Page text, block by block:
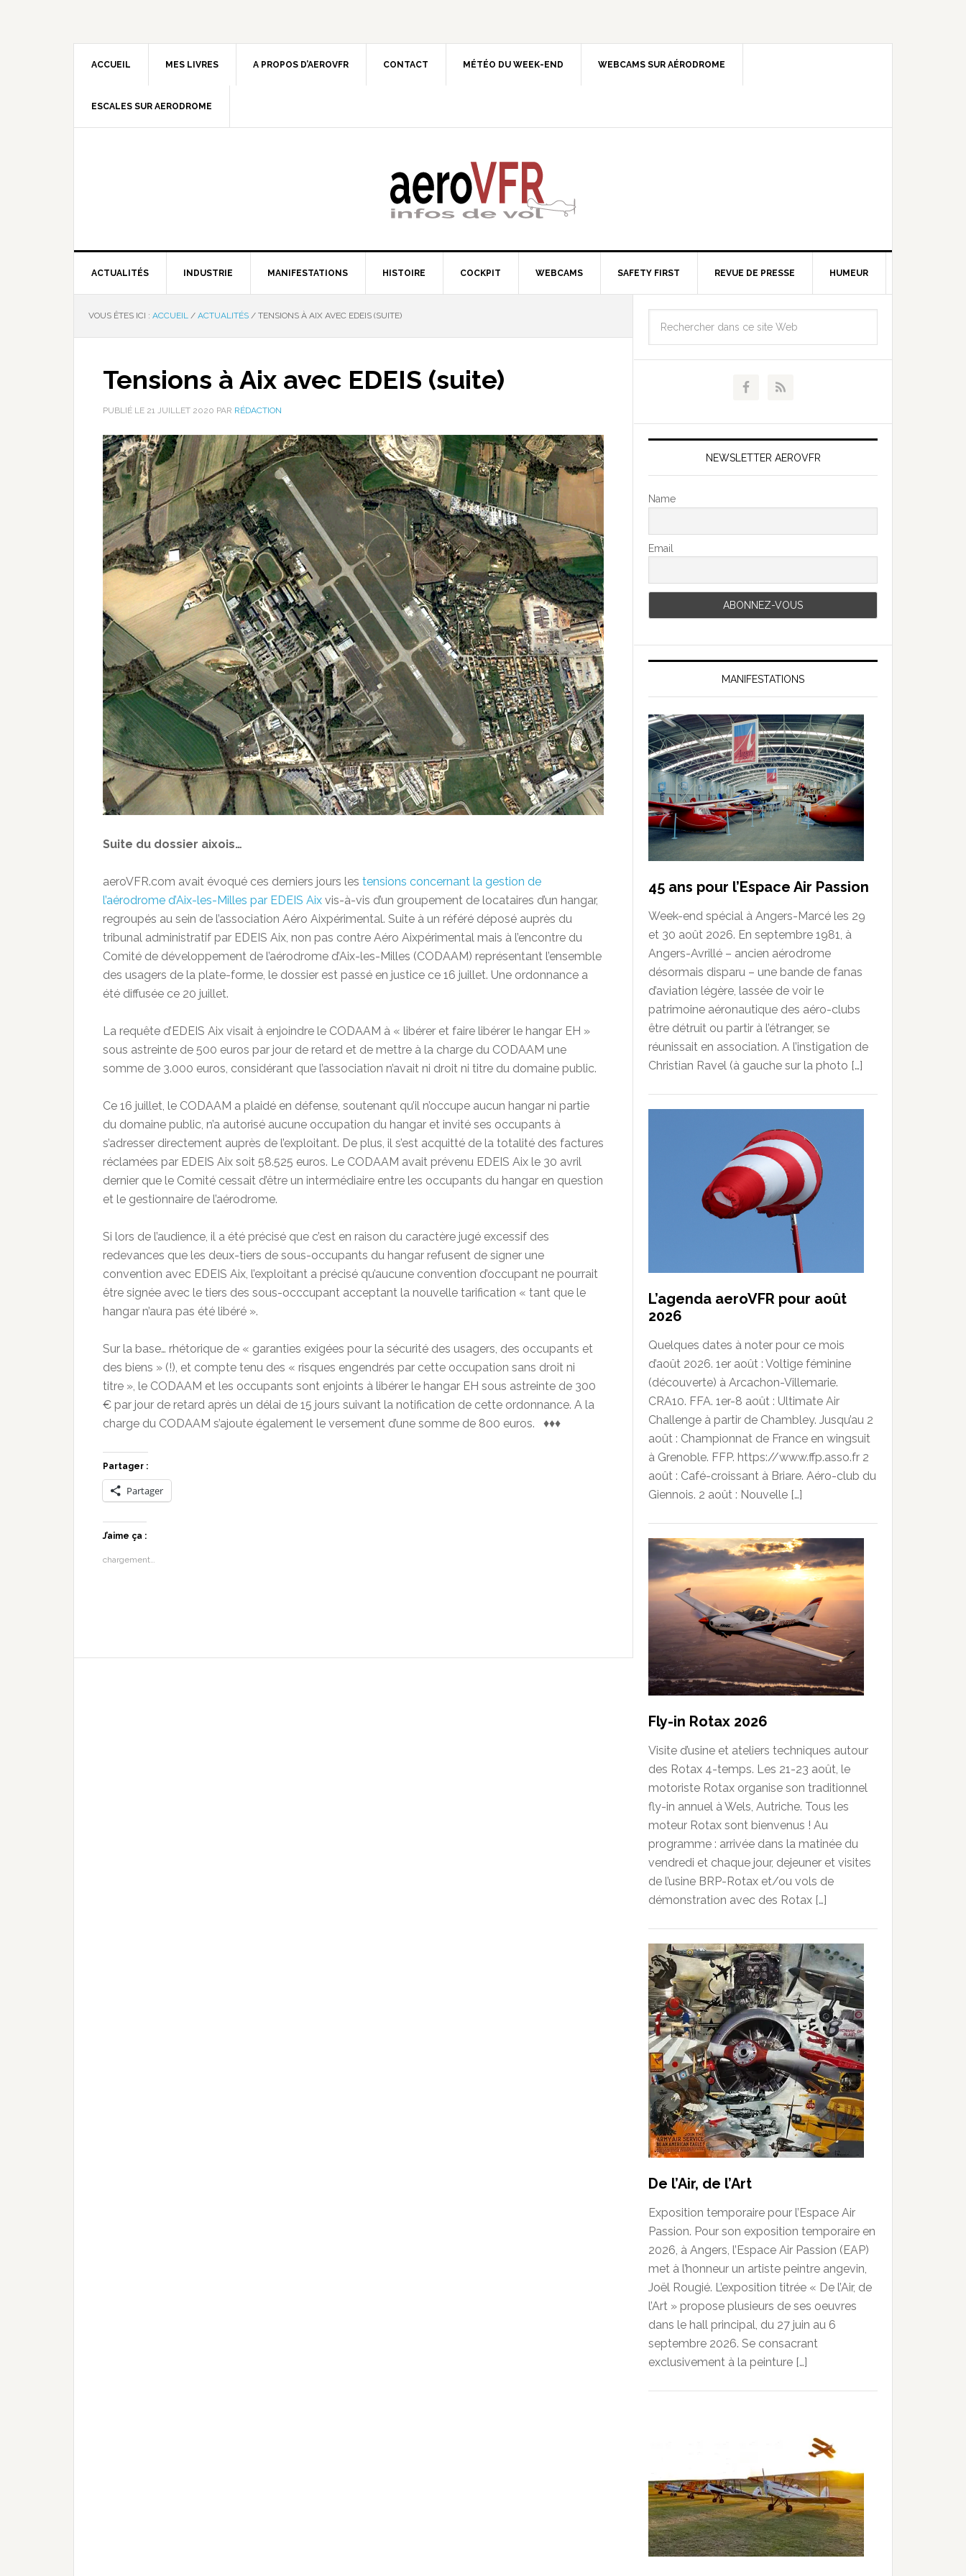
ACCUEIL MES LIVRES A PROPOS D’AEROVFR CONTACT MÉTÉO DU WEEK-END WEBCAMS SUR AÉRODROME
ESCALES SUR AERODROME
ACTUALITÉS INDUSTRIE MANIFESTATIONS HISTOIRE COCKPIT WEBCAMS SAFETY FIRST REVUE DE PRESSE HUMEUR
VOUS ÊTES ICI : ACCUEIL / ACTUALITÉS / TENSIONS À AIX AVEC EDEIS (SUITE)
Tensions à Aix avec EDEIS (suite)
PUBLIÉ LE 21 JUILLET 2020 PAR RÉDACTION
Suite du dossier aixois…
aeroVFR.com avait évoqué ces derniers jours les tensions concernant la gestion de
l’aérodrome d’Aix-les-Milles par EDEIS Aix vis-à-vis d’un groupement de locataires d’un hangar,
regroupés au sein de l’association Aéro Aixpérimental. Suite à un référé déposé auprès du
tribunal administratif par EDEIS Aix, non pas contre Aéro Aixpérimental mais à l’encontre du
Comité de développement de l’aérodrome d’Aix-les-Milles (CODAAM) représentant l’ensemble
des usagers de la plate-forme, le dossier est passé en justice ce 16 juillet. Une ordonnance a
été diffusée ce 20 juillet.
La requête d’EDEIS Aix visait à enjoindre le CODAAM à « libérer et faire libérer le hangar EH »
sous astreinte de 500 euros par jour de retard et de mettre à la charge du CODAAM une
somme de 3.000 euros, considérant que l’association n’avait ni droit ni titre du domaine public.
Ce 16 juillet, le CODAAM a plaidé en défense, soutenant qu’il n’occupe aucun hangar ni partie
du domaine public, n’a autorisé aucune occupation du hangar et invité ses occupants à
s’adresser directement auprès de l’exploitant. De plus, il s’est acquitté de la totalité des factures
réclamées par EDEIS Aix soit 58.525 euros. Le CODAAM avait prévenu EDEIS Aix le 30 avril
dernier que le Comité cessait d’être un intermédiaire entre les occupants du hangar en question
et le gestionnaire de l’aérodrome.
Si lors de l’audience, il a été précisé que c’est en raison du caractère jugé excessif des
redevances que les deux-tiers de sous-occupants du hangar refusent de signer une
convention avec EDEIS Aix, l’exploitant a précisé qu’aucune convention d’occupant ne pourrait
être signée avec le tiers des sous-occcupant acceptant la nouvelle tarification « tant que le
hangar n’aura pas été libéré ».
Sur la base… rhétorique de « garanties exigées pour la sécurité des usagers, des occupants et
des biens » (!), et compte tenu des « risques engendrés par cette occupation sans droit ni
titre », le CODAAM et les occupants sont enjoints à libérer le hangar EH sous astreinte de 300
€ par jour de retard après un délai de 15 jours suivant la notification de cette ordonnance. A la
charge du CODAAM s’ajoute également le versement d’une somme de 800 euros. ♦♦♦
Partager :
Partager
J’aime ça :
chargement…
NEWSLETTER AEROVFR
Name
Email
MANIFESTATIONS
45 ans pour l’Espace Air Passion
Week-end spécial à Angers-Marcé les 29
et 30 août 2026. En septembre 1981, à
Angers-Avrillé – ancien aérodrome
désormais disparu – une bande de fanas
d’aviation légère, lassée de voir le
patrimoine aéronautique des aéro-clubs
être détruit ou partir à l’étranger, se
réunissait en association. A l’instigation de
Christian Ravel (à gauche sur la photo […]
L’agenda aeroVFR pour août
2026
Quelques dates à noter pour ce mois
d’août 2026. 1er août : Voltige féminine
(découverte) à Arcachon-Villemarie.
CRA10. FFA. 1er-8 août : Ultimate Air
Challenge à partir de Chambley. Jusqu’au 2
août : Championnat de France en wingsuit
à Grenoble. FFP. https://www.ffp.asso.fr 2
août : Café-croissant à Briare. Aéro-club du
Giennois. 2 août : Nouvelle […]
Fly-in Rotax 2026
Visite d’usine et ateliers techniques autour
des Rotax 4-temps. Les 21-23 août, le
motoriste Rotax organise son traditionnel
fly-in annuel à Wels, Autriche. Tous les
moteur Rotax sont bienvenus ! Au
programme : arrivée dans la matinée du
vendredi et chaque jour, dejeuner et visites
de l’usine BRP-Rotax et/ou vols de
démonstration avec des Rotax […]
De l’Air, de l’Art
Exposition temporaire pour l’Espace Air
Passion. Pour son exposition temporaire en
2026, à Angers, l’Espace Air Passion (EAP)
met à l’honneur un artiste peintre angevin,
Joël Rougié. L’exposition titrée « De l’Air, de
l’Art » propose plusieurs de ses oeuvres
dans le hall principal, du 27 juin au 6
septembre 2026. Se consacrant
exclusivement à la peinture […]